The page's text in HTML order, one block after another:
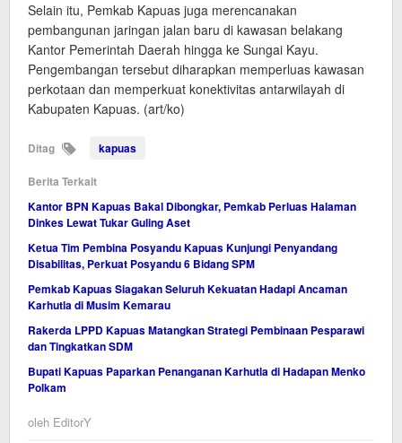
Selain itu, Pemkab Kapuas juga merencanakan
pembangunan jaringan jalan baru di kawasan belakang
Kantor Pemerintah Daerah hingga ke Sungai Kayu.
Pengembangan tersebut diharapkan memperluas kawasan
perkotaan dan memperkuat konektivitas antarwilayah di
Kabupaten Kapuas. (art/ko)
Ditag kapuas
Berita Terkait
Kantor BPN Kapuas Bakal Dibongkar, Pemkab Perluas Halaman
Dinkes Lewat Tukar Guling Aset
Ketua Tim Pembina Posyandu Kapuas Kunjungi Penyandang
Disabilitas, Perkuat Posyandu 6 Bidang SPM
Pemkab Kapuas Siagakan Seluruh Kekuatan Hadapi Ancaman
Karhutla di Musim Kemarau
Rakerda LPPD Kapuas Matangkan Strategi Pembinaan Pesparawi
dan Tingkatkan SDM
Bupati Kapuas Paparkan Penanganan Karhutla di Hadapan Menko
Polkam
oleh EditorY